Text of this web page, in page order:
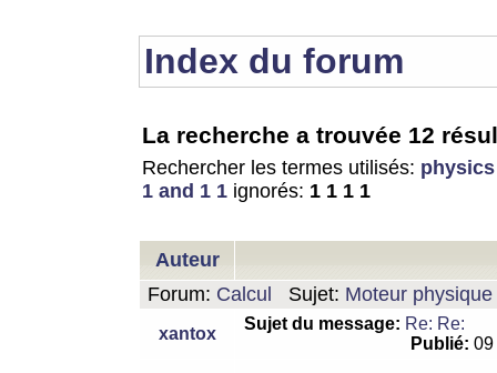
Index du forum
La recherche a trouvée 12
Rechercher les termes utilisés:
1 and 1 1 ignorés: 1 1 1 1
Auteur
Forum: Calcul Sujet: Moteur
xantox
Sujet du message: Re: Re:
Publié: